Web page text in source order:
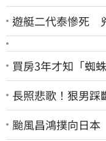
遊艇二代泰慘死
買房3年才知「蜘
長照悲歌！狠男
颱風昌鴻撲向日